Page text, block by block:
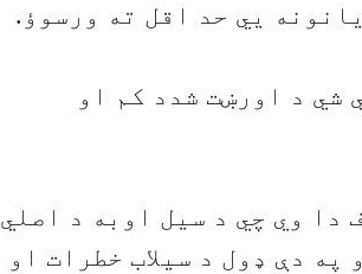
يي حد اقل ته ورسوؤ.
شي د اورښت شدد کم او
دا وي چي د سیل اوبه د اصلي
دې ډول د سیلاب خطرات او